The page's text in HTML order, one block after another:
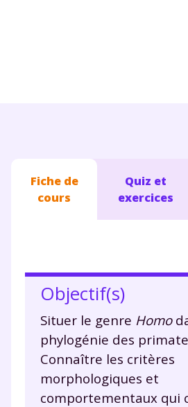
Fiche de
cours
Quiz et
exercices
Objectif(s)
Situer le genre Homo
phylogénie des
Connaître les critères
morphologiques et
comportementaux qui